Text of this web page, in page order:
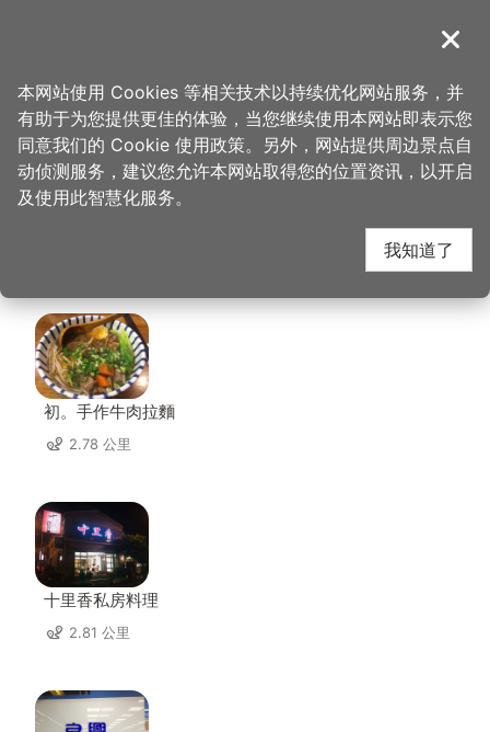
導覽
首页 > 想去的地方 > 美食、购物 > 老四川巴蜀麻辣烫-桃园店
老四川巴蜀麻辣烫-桃
园店 周边店家
初。手作牛肉拉麵
2.78 公里
十里香私房料理
2.81 公里
关闭
本网站使用 Cookies 等相关技术以持续优化网站服务，并
有助于为您提供更佳的体验，当您继续使用本网站即表示您
同意我们的 Cookie 使用政策。另外，网站提供周边景点自
动侦测服务，建议您允许本网站取得您的位置资讯，以开启
及使用此智慧化服务。
我知道了